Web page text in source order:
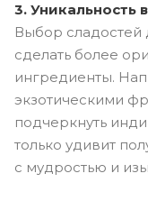
3. Уникальность
Выбор
сделать более
ингредиенты.
экзотическими
подчеркнуть
только удивит
с мудростью и